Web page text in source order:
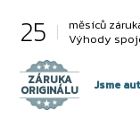
25
měsíců
Výhody
ZÁRUKA
ORIGINÁLU Jsme